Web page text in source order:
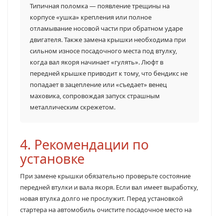
Типичная поломка — появление трещины на
корпусе «ушка» крепления или полное
отламывание носовой части при обратном ударе
двигателя. Также замена крышки необходима при
сильном износе посадочного места под втулку,
когда вал якоря начинает «гулять». Люфт в
передней крышке приводит к тому, что бендикс не
попадает в зацепление или «съедает» венец
маховика, сопровождая запуск страшным
металлическим скрежетом.
4. Рекомендации по
установке
При замене крышки обязательно проверьте состояние
передней втулки и вала якоря. Если вал имеет выработку,
новая втулка долго не прослужит. Перед установкой
стартера на автомобиль очистите посадочное место на